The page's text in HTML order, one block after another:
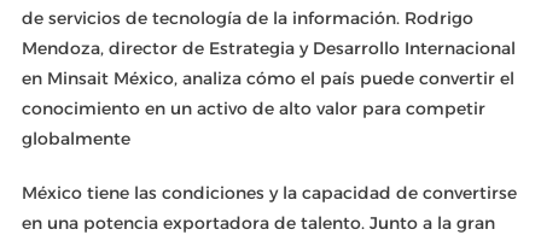
de servicios de tecnología de la información. Rodrigo
Mendoza, director de Estrategia y Desarrollo Internacional
en Minsait México, analiza cómo el país puede convertir el
conocimiento en un activo de alto valor para competir
globalmente
México tiene las condiciones y la capacidad de convertirse
en una potencia exportadora de talento. Junto a la gran